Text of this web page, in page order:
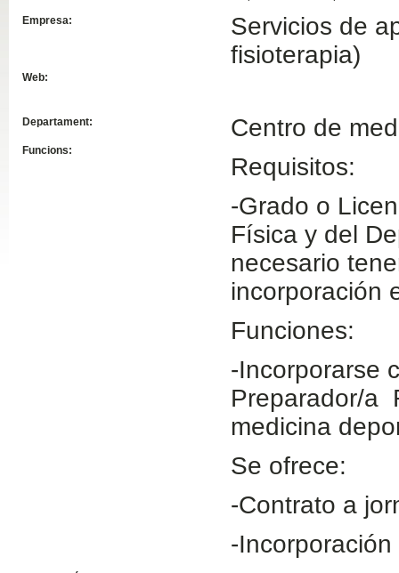
Empresa:
Servicios de
fisioterapia)
Web:
Departament: Centro de
Funcions:
Requisitos:
-Grado o
Física y del
necesario
incorporación
Funciones:
-Incorporarse
Preparador/a
medicina
Se ofrece:
-Contrato a
-